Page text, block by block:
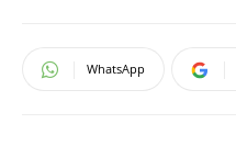
WhatsApp